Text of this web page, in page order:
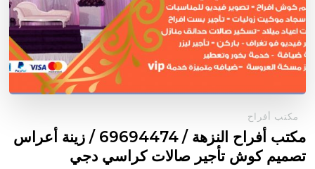
مكتب أفراح
مكتب أفراح النزهة / 69694474 / زينة أعراس
تصميم كوش تأجير صالات كراسي دجي